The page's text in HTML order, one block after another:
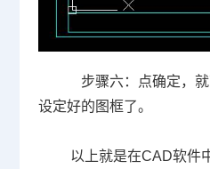
步骤六：点确定，
设定好的图框了。
以上就是在CAD软件